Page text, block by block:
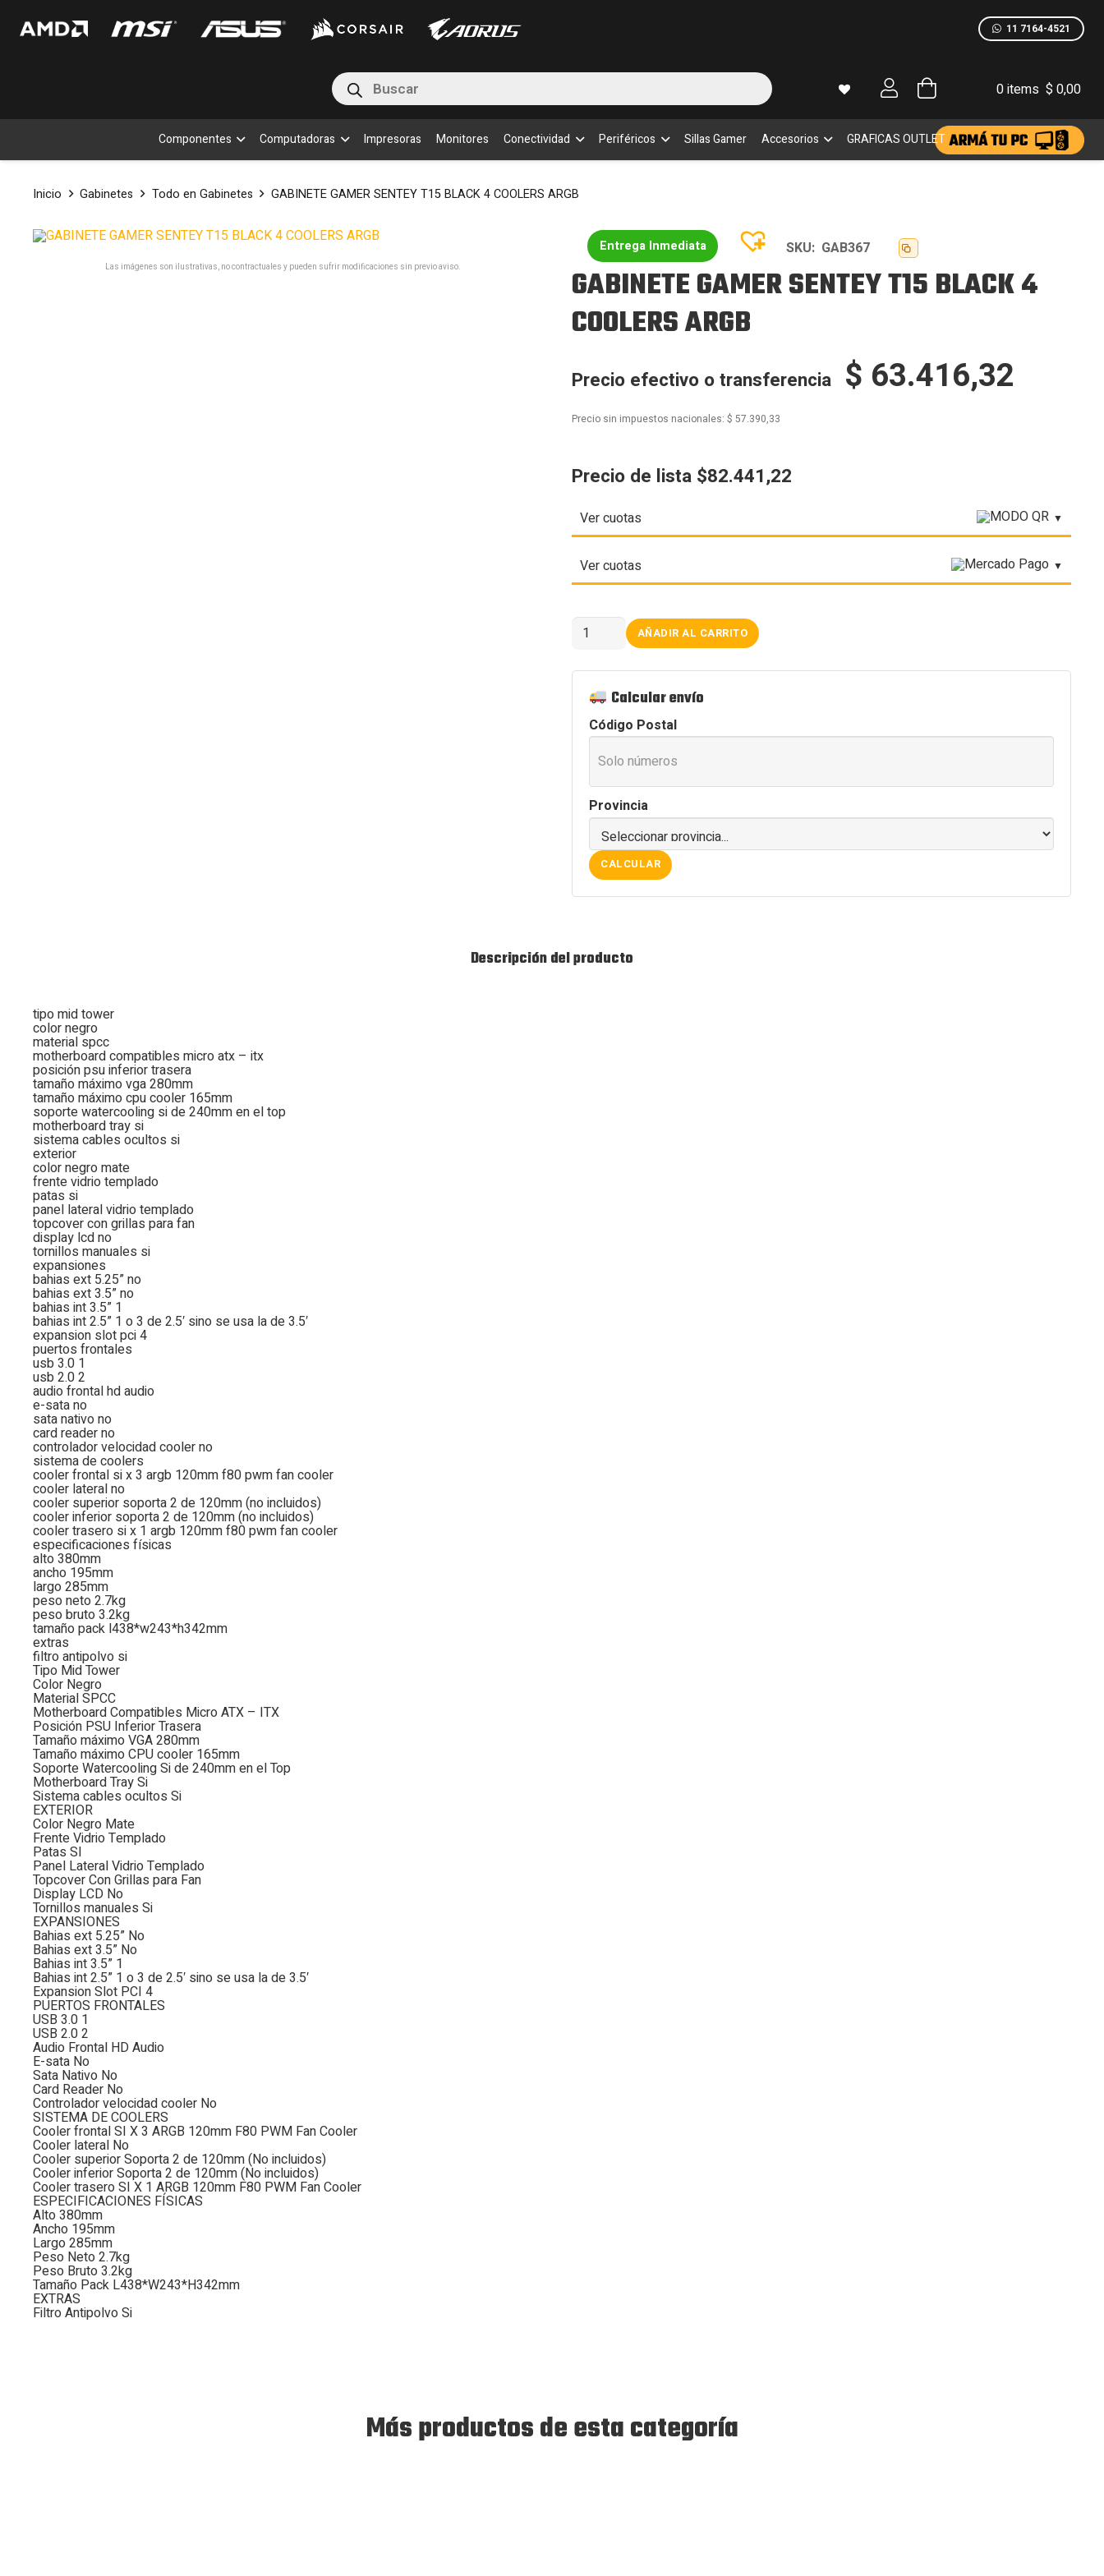
11 7164-4521
Búsqueda
de
productos
0 items $ 0,00
Componentes Computadoras Impresoras Monitores Conectividad Periféricos Sillas Gamer Accesorios GRAFICAS OUTLET
Inicio Gabinetes Todo en Gabinetes GABINETE GAMER SENTEY T15 BLACK 4 COOLERS ARGB
Las imágenes son ilustrativas, no contractuales y pueden sufrir modificaciones sin previo aviso.
Entrega Inmediata SKU: GAB367
GABINETE GAMER SENTEY T15 BLACK 4
COOLERS ARGB
Precio efectivo o transferencia $ 63.416,32
Precio sin impuestos nacionales: $ 57.390,33
Precio de lista $82.441,22
Ver cuotas
Ver cuotas
GABINETE
GAMER
BLACK
COOLERS
ARGB
cantidad
AÑADIR AL CARRITO
Calcular envío
Código Postal
Provincia
CALCULAR
Descripción del producto
tipo mid tower
color negro
material spcc
motherboard compatibles micro atx – itx
posición psu inferior trasera
tamaño máximo vga 280mm
tamaño máximo cpu cooler 165mm
soporte watercooling si de 240mm en el top
motherboard tray si
sistema cables ocultos si
exterior
color negro mate
frente vidrio templado
patas si
panel lateral vidrio templado
topcover con grillas para fan
display lcd no
tornillos manuales si
expansiones
bahias ext 5.25” no
bahias ext 3.5” no
bahias int 3.5” 1
bahias int 2.5” 1 o 3 de 2.5′ sino se usa la de 3.5′
expansion slot pci 4
puertos frontales
usb 3.0 1
usb 2.0 2
audio frontal hd audio
e-sata no
sata nativo no
card reader no
controlador velocidad cooler no
sistema de coolers
cooler frontal si x 3 argb 120mm f80 pwm fan cooler
cooler lateral no
cooler superior soporta 2 de 120mm (no incluidos)
cooler inferior soporta 2 de 120mm (no incluidos)
cooler trasero si x 1 argb 120mm f80 pwm fan cooler
especificaciones físicas
alto 380mm
ancho 195mm
largo 285mm
peso neto 2.7kg
peso bruto 3.2kg
tamaño pack l438*w243*h342mm
extras
filtro antipolvo si
Tipo Mid Tower
Color Negro
Material SPCC
Motherboard Compatibles Micro ATX – ITX
Posición PSU Inferior Trasera
Tamaño máximo VGA 280mm
Tamaño máximo CPU cooler 165mm
Soporte Watercooling Si de 240mm en el Top
Motherboard Tray Si
Sistema cables ocultos Si
EXTERIOR
Color Negro Mate
Frente Vidrio Templado
Patas SI
Panel Lateral Vidrio Templado
Topcover Con Grillas para Fan
Display LCD No
Tornillos manuales Si
EXPANSIONES
Bahias ext 5.25” No
Bahias ext 3.5” No
Bahias int 3.5” 1
Bahias int 2.5” 1 o 3 de 2.5′ sino se usa la de 3.5′
Expansion Slot PCI 4
PUERTOS FRONTALES
USB 3.0 1
USB 2.0 2
Audio Frontal HD Audio
E-sata No
Sata Nativo No
Card Reader No
Controlador velocidad cooler No
SISTEMA DE COOLERS
Cooler frontal SI X 3 ARGB 120mm F80 PWM Fan Cooler
Cooler lateral No
Cooler superior Soporta 2 de 120mm (No incluidos)
Cooler inferior Soporta 2 de 120mm (No incluidos)
Cooler trasero SI X 1 ARGB 120mm F80 PWM Fan Cooler
ESPECIFICACIONES FÍSICAS
Alto 380mm
Ancho 195mm
Largo 285mm
Peso Neto 2.7kg
Peso Bruto 3.2kg
Tamaño Pack L438*W243*H342mm
EXTRAS
Filtro Antipolvo Si
Más productos de esta categoría